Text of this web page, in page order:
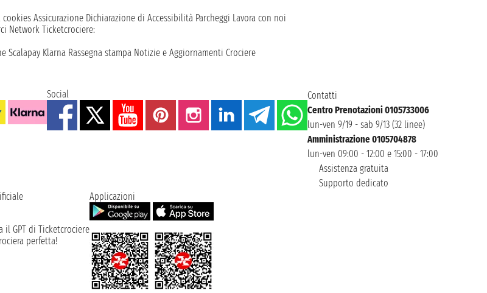
cookies Assicurazione Dichiarazione di Accessibilità Parcheggi Lavora con noi
Network Ticketcrociere:
Scalapay Klarna Rassegna stampa Notizie e Aggiornamenti Crociere
Social
Contatti
Centro Prenotazioni 0105733006
lun-ven 9/19 - sab 9/13 (32 linee)
Amministrazione 0105704878
lun-ven 09:00 - 12:00 e 15:00 - 17:00
Assistenza gratuita
Supporto dedicato
il GPT di Ticketcrociere
perfetta!
Applicazioni